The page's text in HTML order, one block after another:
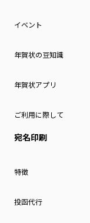
イベント
年賀状の豆知識
年賀状アプリ
ご利用に際して
宛名印刷
特徴
投函代行